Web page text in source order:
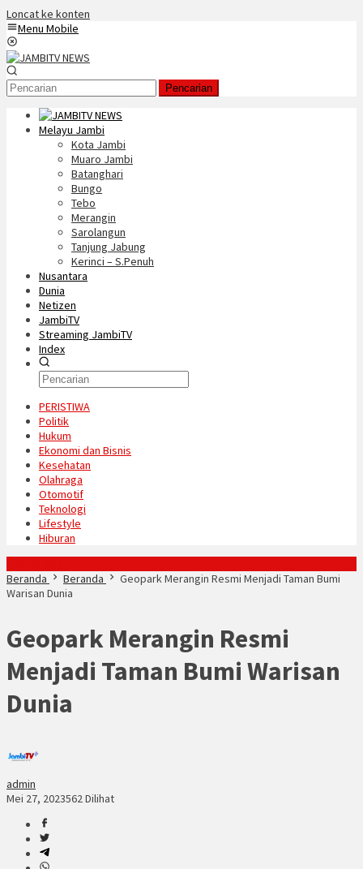
Loncat ke konten
Menu Mobile
Pencarian
Melayu Jambi
Kota Jambi
Muaro Jambi
Batanghari
Bungo
Tebo
Merangin
Sarolangun
Tanjung Jabung
Kerinci – S.Penuh
Nusantara
Dunia
Netizen
JambiTV
Streaming JambiTV
Index
PERISTIWA
Politik
Hukum
Ekonomi dan Bisnis
Kesehatan
Olahraga
Otomotif
Teknologi
Lifestyle
Hiburan
Beranda
Beranda
Geopark Merangin Resmi Menjadi Taman Bumi
Warisan Dunia
Geopark Merangin Resmi
Menjadi Taman Bumi Warisan
Dunia
admin
Mei 27, 2023562 Dilihat